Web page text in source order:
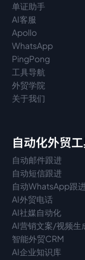
单证助手
AI客服
Apollo
WhatsApp
PingPong
工具导航
外贸学院
关于我们
自动化外贸
自动邮件跟进
自动短信跟进
自动WhatsApp跟进
AI外贸电话
AI社媒自动化
AI营销文案/视频生
智能外贸CRM
AI企业知识库